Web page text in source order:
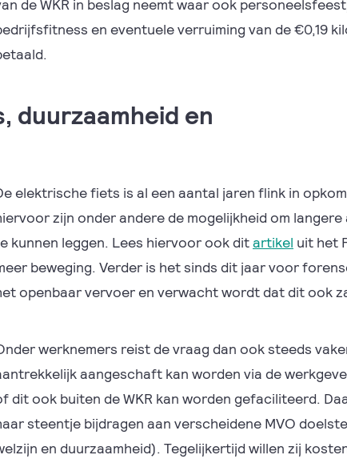
de WKR in beslag neemt waar ook
en eventuele verruiming van de €0,19
duurzaamheid en
elektrische fiets is al een aantal jaren flink in
zijn onder andere de mogelijkheid om
kunnen leggen. Lees hiervoor ook ditartikel uit het
beweging. Verder is het sinds dit jaar voor
openbaar vervoer en verwacht wordt dat dit ook
werknemers reist de vraag dan ook steeds
aangeschaft kan worden via de
dit ook buiten de WKR kan worden gefaciliteerd.
steentje bijdragen aan verscheidene MVO
en duurzaamheid). Tegelijkertijd willen zij